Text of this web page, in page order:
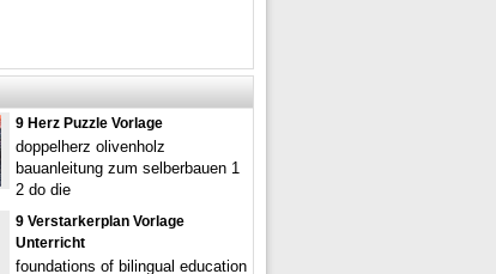
9 Herz Puzzle Vorlage
doppelherz olivenholz
bauanleitung zum selberbauen 1
2 do die
9 Verstarkerplan Vorlage
Unterricht
foundations of bilingual education